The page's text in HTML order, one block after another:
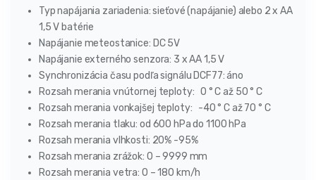
Typ napájania zariadenia: sieťové (napájanie) alebo 2 x AA
1,5 V batérie
Napájanie meteostanice: DC 5V
Napájanie externého senzora: 3 x AA 1,5 V
Synchronizácia času podľa signálu DCF77: áno
Rozsah merania vnútornej teploty: 0 ° C až 50 ° C
Rozsah merania vonkajšej teploty: -40 ° C až 70 ° C
Rozsah merania tlaku: od 600 hPa do 1100 hPa
Rozsah merania vlhkosti: 20% -95%
Rozsah merania zrážok: 0 – 9999 mm
Rozsah merania vetra: 0 – 180 km/h